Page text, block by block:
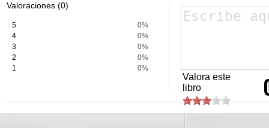
Valoraciones (0)
5
0%
4
0%
3
0%
2
0%
1
0%
Valora este
libro